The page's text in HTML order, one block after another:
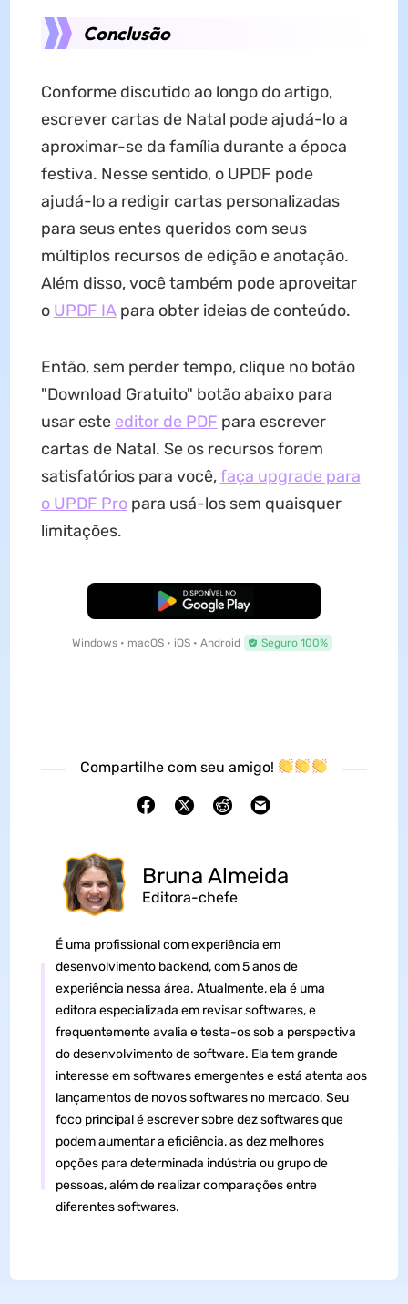
Conclusão
Conforme discutido ao longo do artigo,
escrever cartas de Natal pode ajudá-lo a
aproximar-se da família durante a época
festiva. Nesse sentido, o UPDF pode
ajudá-lo a redigir cartas personalizadas
para seus entes queridos com seus
múltiplos recursos de edição e anotação.
Além disso, você também pode aproveitar
o UPDF IApara obter ideias de conteúdo.
Então, sem perder tempo, clique no botão
"Download Gratuito" botão abaixo para
usar este editor de PDF para escrever
cartas de Natal. Se os recursos forem
satisfatórios para você,faça upgrade para
o UPDF Propara usá-los sem quaisquer
limitações.
Baixar Grátis
Windows • macOS • iOS • Android Seguro 100%
Compartilhe com seu amigo!
Bruna Almeida
Editora-chefe
É uma profissional com experiência em
desenvolvimento backend, com 5 anos de
experiência nessa área. Atualmente, ela é uma
editora especializada em revisar softwares, e
frequentemente avalia e testa-os sob a perspectiva
do desenvolvimento de software. Ela tem grande
interesse em softwares emergentes e está atenta aos
lançamentos de novos softwares no mercado. Seu
foco principal é escrever sobre dez softwares que
podem aumentar a eficiência, as dez melhores
opções para determinada indústria ou grupo de
pessoas, além de realizar comparações entre
diferentes softwares.